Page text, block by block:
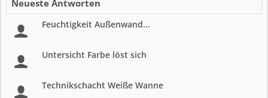
Neueste Antworten
Feuchtigkeit Außenwand...
Untersicht Farbe löst sich
Technikschacht Weiße Wanne